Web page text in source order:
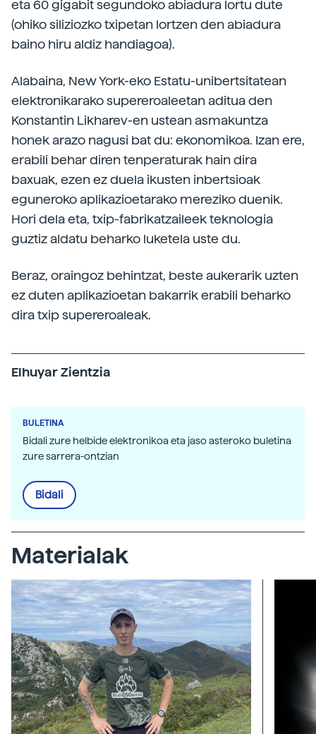
eta 60 gigabit segundoko abiadura lortu dute
(ohiko siliziozko txipetan lortzen den abiadura
baino hiru aldiz handiagoa).
Alabaina, New York-eko Estatu-unibertsitatean
elektronikarako supereroaleetan aditua den
Konstantin Likharev-en ustean asmakuntza
honek arazo nagusi bat du: ekonomikoa. Izan ere,
erabili behar diren tenperaturak hain dira
baxuak, ezen ez duela ikusten inbertsioak
eguneroko aplikazioetarako mereziko duenik.
Hori dela eta, txip-fabrikatzaileek teknologia
guztiz aldatu beharko luketela uste du.
Beraz, oraingoz behintzat, beste aukerarik uzten
ez duten aplikazioetan bakarrik erabili beharko
dira txip supereroaleak.
Elhuyar Zientzia
BULETINA
Bidali zure helbide elektronikoa eta jaso asteroko buletina
zure sarrera-ontzian
Bidali
Materialak